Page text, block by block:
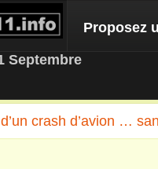
Proposez
Septembre
crash d’avion …